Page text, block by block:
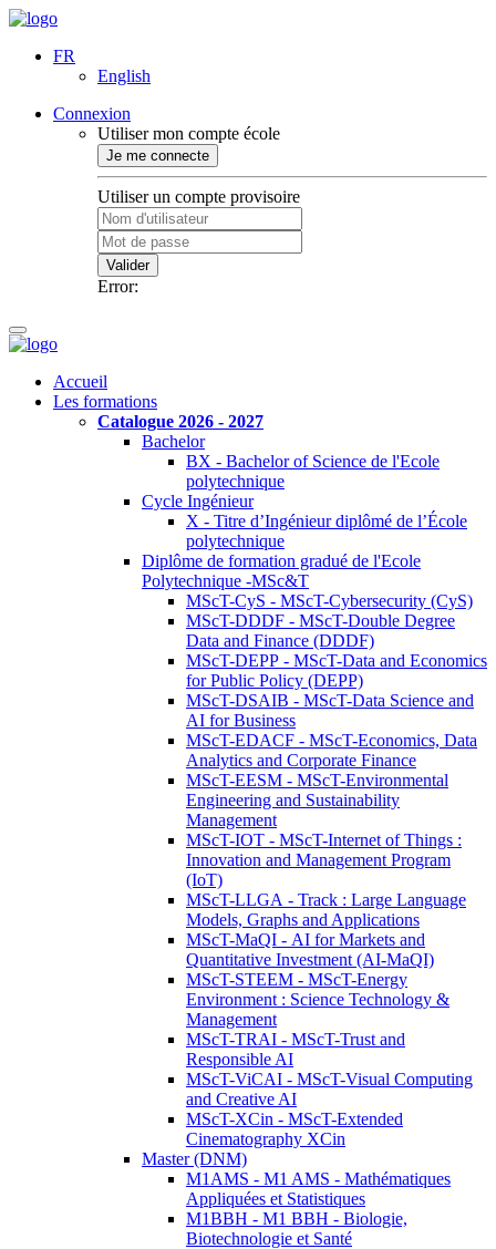
FR
English
Connexion
Utiliser mon compte école
Je me connecte
Utiliser un compte provisoire
Valider
Error:
Accueil
Les formations
Catalogue 2026 - 2027
Bachelor
BX - Bachelor of Science de l'Ecole
polytechnique
Cycle Ingénieur
X - Titre d’Ingénieur diplômé de l’École
polytechnique
Diplôme de formation gradué de l'Ecole
Polytechnique -MSc&T
MScT-CyS - MScT-Cybersecurity (CyS)
MScT-DDDF - MScT-Double Degree
Data and Finance (DDDF)
MScT-DEPP - MScT-Data and Economics
for Public Policy (DEPP)
MScT-DSAIB - MScT-Data Science and
AI for Business
MScT-EDACF - MScT-Economics, Data
Analytics and Corporate Finance
MScT-EESM - MScT-Environmental
Engineering and Sustainability
Management
MScT-IOT - MScT-Internet of Things :
Innovation and Management Program
(IoT)
MScT-LLGA - Track : Large Language
Models, Graphs and Applications
MScT-MaQI - AI for Markets and
Quantitative Investment (AI-MaQI)
MScT-STEEM - MScT-Energy
Environment : Science Technology &
Management
MScT-TRAI - MScT-Trust and
Responsible AI
MScT-ViCAI - MScT-Visual Computing
and Creative AI
MScT-XCin - MScT-Extended
Cinematography XCin
Master (DNM)
M1AMS - M1 AMS - Mathématiques
Appliquées et Statistiques
M1BBH - M1 BBH - Biologie,
Biotechnologie et Santé